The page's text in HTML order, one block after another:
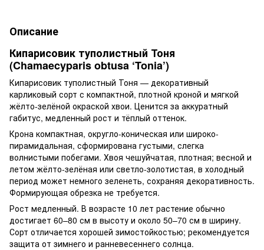
Описание
Кипарисовик туполистный Тоня
(Chamaecyparis obtusa ‘Tonia’)
Кипарисовик туполистный Тоня — декоративный
карликовый сорт с компактной, плотной кроной и мягкой
жёлто-зелёной окраской хвои. Ценится за аккуратный
габитус, медленный рост и тёплый оттенок.
Крона компактная, округло-коническая или широко-
пирамидальная, сформирована густыми, слегка
волнистыми побегами. Хвоя чешуйчатая, плотная; весной и
летом жёлто-зелёная или светло-золотистая, в холодный
период может немного зеленеть, сохраняя декоративность.
Формирующая обрезка не требуется.
Рост медленный. В возрасте 10 лет растение обычно
достигает 60–80 см в высоту и около 50–70 см в ширину.
Сорт отличается хорошей зимостойкостью; рекомендуется
защита от зимнего и ранневесеннего солнца.